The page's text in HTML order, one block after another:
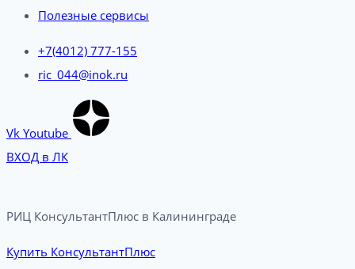
Полезные сервисы
+7(4012) 777-155
ric_044@inok.ru
Vk Youtube
ВХОД в ЛК
РИЦ КонсультантПлюс в Калининграде​
Купить КонсультантПлюс